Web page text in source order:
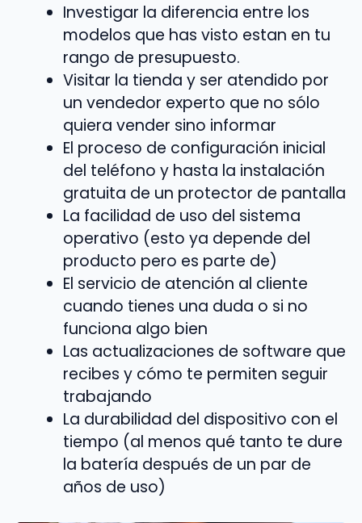
Investigar la diferencia entre los
modelos que has visto estan en tu
rango de presupuesto.
Visitar la tienda y ser atendido por
un vendedor experto que no sólo
quiera vender sino informar
El proceso de configuración inicial
del teléfono y hasta la instalación
gratuita de un protector de pantalla
La facilidad de uso del sistema
operativo (esto ya depende del
producto pero es parte de)
El servicio de atención al cliente
cuando tienes una duda o si no
funciona algo bien
Las actualizaciones de software que
recibes y cómo te permiten seguir
trabajando
La durabilidad del dispositivo con el
tiempo (al menos qué tanto te dure
la batería después de un par de
años de uso)